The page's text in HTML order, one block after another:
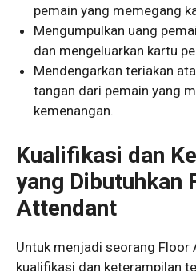
pemain yang memegang
Mengumpulkan uang
dan mengeluarkan kartu
Mendengarkan teriakan
tangan dari pemain yang
kemenangan.
Kualifikasi dan
yang Dibutuhkan
Attendant
Untuk menjadi seorang Floor
kualifikasi dan keterampilan